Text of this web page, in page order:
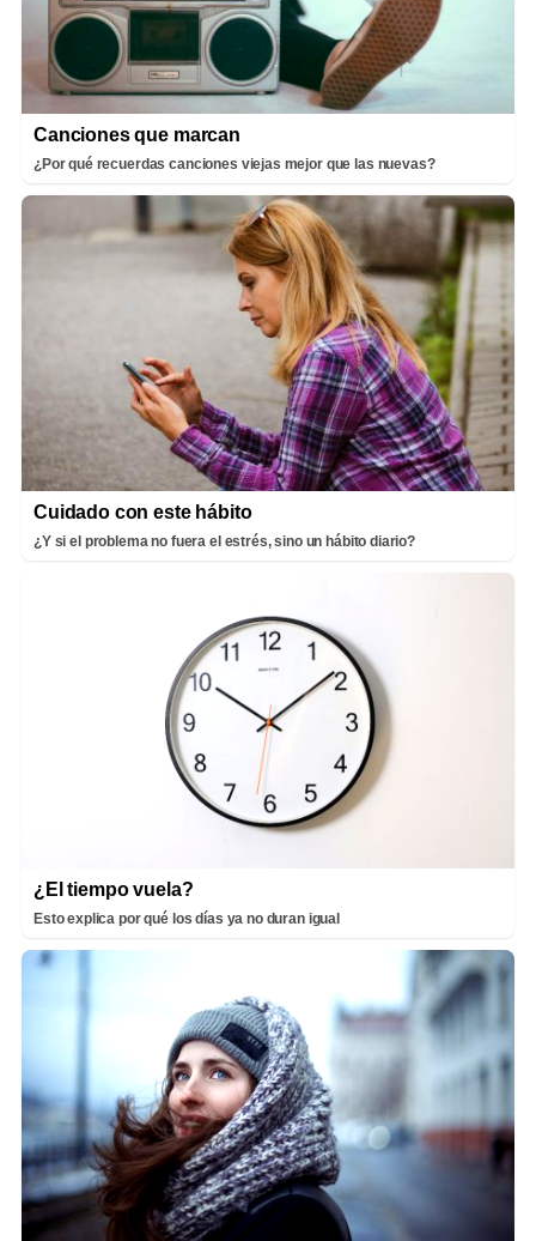
Canciones que marcan
¿Por qué recuerdas canciones viejas mejor que las nuevas?
Cuidado con este hábito
¿Y si el problema no fuera el estrés, sino un hábito diario?
¿El tiempo vuela?
Esto explica por qué los días ya no duran igual